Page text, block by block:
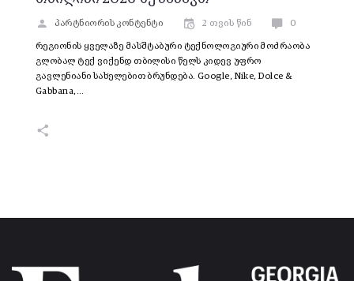
პარტნიორის კონტენტი 2 თვის წინ 0
რეგიონის ყველაზე მასშტაბური ტექნოლოგიური მოძრაობა
გლობალ ტექ ვიქენდ თბილისი წელს კიდევ უფრო
გავლენიანი სახელებით ბრუნდება. Google, Nike, Dolce &
Gabbana,…